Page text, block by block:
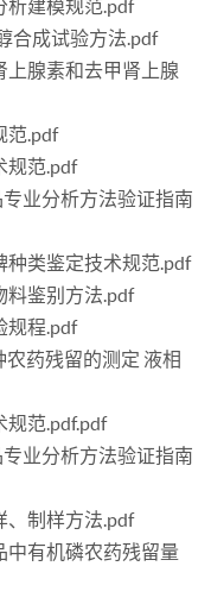
析建模规范.pdf
合成试验方法.pdf
上腺素和去甲肾上腺
范.pdf
规范.pdf
业分析方法验证指南
种类鉴定技术规范.pdf
料鉴别方法.pdf
规程.pdf
农药残留的测定 液相
规范.pdf.pdf
业分析方法验证指南
、制样方法.pdf
中有机磷农药残留量